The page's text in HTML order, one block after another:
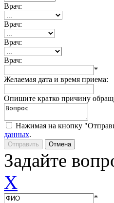
Врач:
Врач:
Врач:
Врач:
*
Желаемая дата и время приема:
Опишите кратко причину
Нажимая на кнопку
данных.
Задайте
X
*